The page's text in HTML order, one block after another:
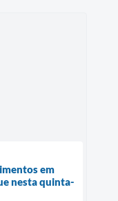
em
nesta quinta-